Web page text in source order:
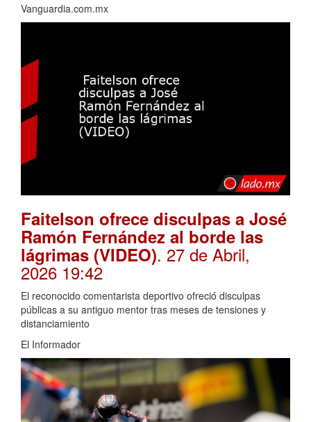
Vanguardia.com.mx
Faitelson ofrece disculpas a José
Ramón Fernández al borde las
lágrimas (VIDEO). 27 de Abril,
2026 19:42
El reconocido comentarista deportivo ofreció disculpas
públicas a su antiguo mentor tras meses de tensiones y
distanciamiento
El Informador